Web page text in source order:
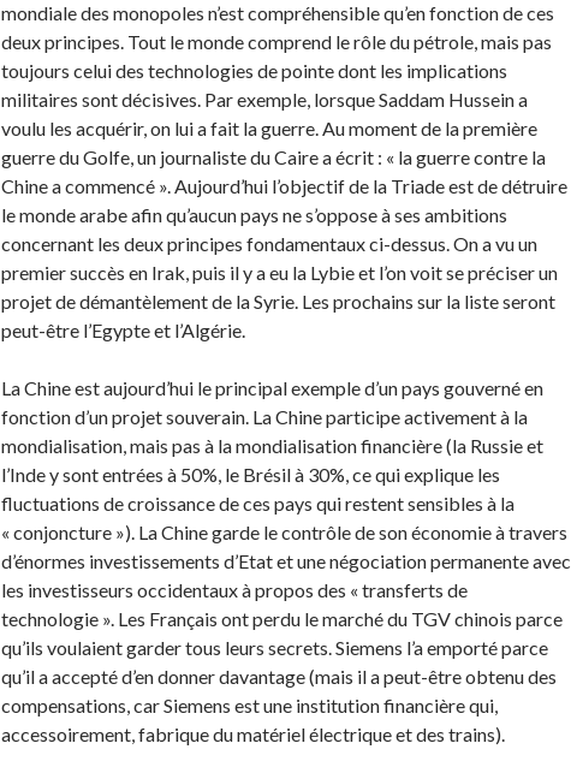
mondiale des monopoles n’est compréhensible qu’en fonction de ces
deux principes. Tout le monde comprend le rôle du pétrole, mais pas
toujours celui des tech­nologies de pointe dont les implications
militaires sont décisives. Par exemple, lorsque Saddam Hussein a
voulu les acquérir, on lui a fait la guerre. Au moment de la première
guerre du Golfe, un journaliste du Caire a écrit : « la guerre contre la
Chine a commencé ». Aujourd’hui l’objectif de la Triade est de détruire
le monde arabe afin qu’aucun pays ne s’oppose à ses ambitions
concer­nant les deux principes fondamentaux ci-dessus. On a vu un
premier succès en Irak, puis il y a eu la Lybie et l’on voit se préciser un
projet de démantèlement de la Syrie. Les prochains sur la liste seront
peut-être l’Egypte et l’Algérie.
La Chine est aujourd’hui le principal exemple d’un pays gouverné en
fonction d’un projet souve­rain. La Chine participe activement à la
mondialisation, mais pas à la mondialisation financière (la Russie et
l’Inde y sont entrées à 50%, le Brésil à 30%, ce qui explique les
fluctuations de croissance de ces pays qui restent sensibles à la
« conjoncture »). La Chine garde le contrôle de son économie à travers
d’énormes investissements d’Etat et une négociation permanente avec
les investisseurs occidentaux à propos des « transferts de
technologie ». Les Français ont perdu le marché du TGV chinois parce
qu’ils voulaient garder tous leurs secrets. Siemens l’a emporté parce
qu’il a accepté d’en donner davantage (mais il a peut-être obtenu des
compensations, car Siemens est une institution financière qui,
accessoirement, fabrique du matériel électrique et des trains).